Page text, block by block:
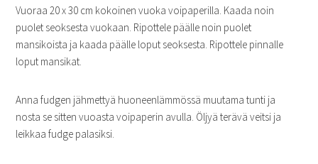
Vuoraa 20 x 30 cm kokoinen vuoka voipaperilla. Kaada noin
puolet seoksesta vuokaan. Ripottele päälle noin puolet
mansikoista ja kaada päälle loput seoksesta. Ripottele pinnalle
loput mansikat.
Anna fudgen jähmettyä huoneenlämmössä muutama tunti ja
nosta se sitten vuoasta voipaperin avulla. Öljyä terävä veitsi ja
leikkaa fudge palasiksi.